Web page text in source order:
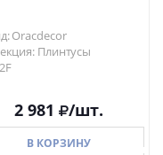
Oracdecor
Плинтусы
2 981 /шт.
В КОРЗИНУ